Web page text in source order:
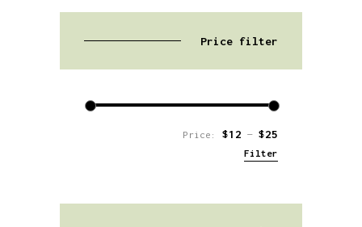
Price filter
Filter
Price: $12 — $25